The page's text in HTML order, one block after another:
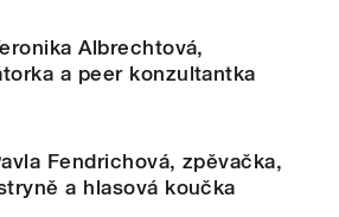
Albrechtová,
a peer konzultantka
Fendrichová, zpěvačka,
a hlasová koučka